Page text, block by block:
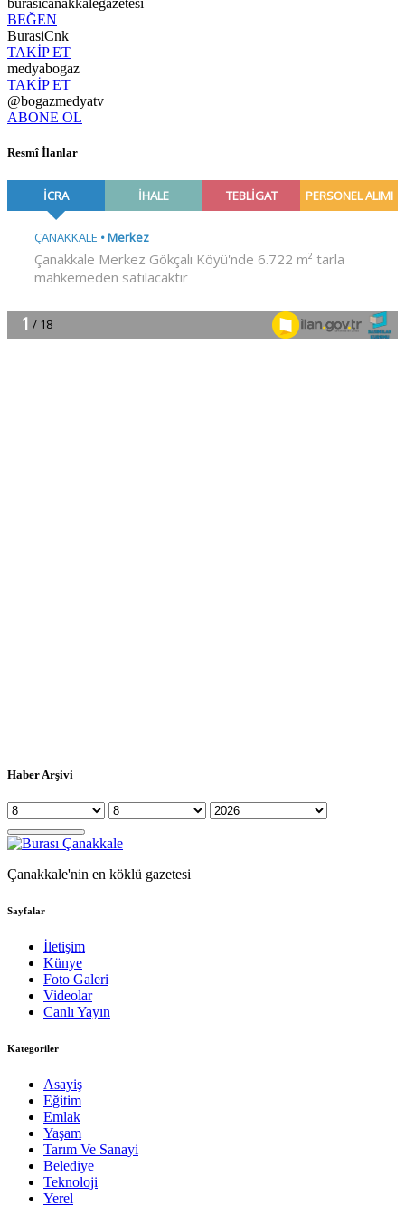
BEĞEN
BurasiCnk
TAKİP ET
medyabogaz
TAKİP ET
@bogazmedyatv
ABONE OL
Resmî İlanlar
Haber Arşivi
Çanakkale'nin en köklü gazetesi
Sayfalar
İletişim
Künye
Foto Galeri
Videolar
Canlı Yayın
Kategoriler
Asayiş
Eğitim
Emlak
Yaşam
Tarım Ve Sanayi
Belediye
Teknoloji
Yerel